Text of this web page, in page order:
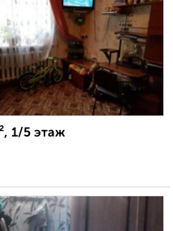
1/5 этаж